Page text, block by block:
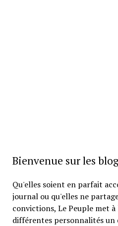
Bienvenue sur les
Qu'elles soient en parfait
journal ou qu'elles ne
convictions, Le Peuple met
différentes personnalités un